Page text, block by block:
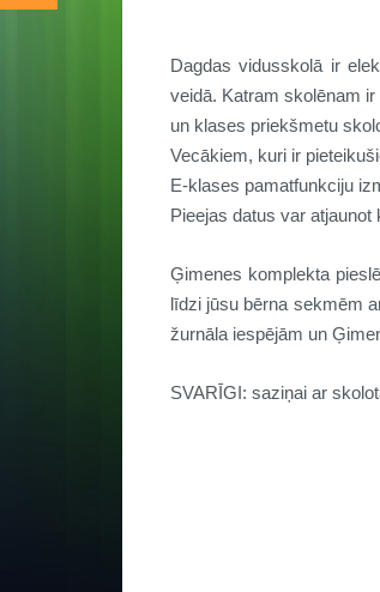
Dagdas vidusskolā ir
veidā. Katram skolēnam
un klases priekšmetu
Vecākiem, kuri ir
E-klases pamatfunkciju
Pieejas datus var atjaunot
Ģimenes komplekta
līdzi jūsu bērna sekmēm
žurnāla iespējām un
SVARĪGI: saziņai ar